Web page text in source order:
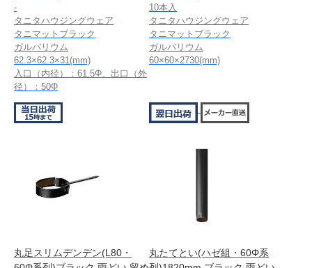
-
タニタハウジングウェア
タニマットブラック
ガルバリウム
62.3×62.3×31(mm)
入口（内径）：61.5Φ、出口（外
径）：50Φ
10本入
タニタハウジングウェア
タニマットブラック
ガルバリウム
60×60×2730(mm)
丸足スリムデンデン(L80・
丸たてとい(ハゼ組・60Φ系